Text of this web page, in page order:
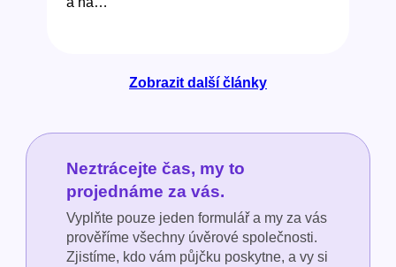
Zobrazit další články
Neztrácejte čas, my to
projednáme za vás.
Vyplňte pouze jeden formulář a my za vás
prověříme všechny úvěrové společnosti.
Zjistíme, kdo vám půjčku poskytne, a vy si